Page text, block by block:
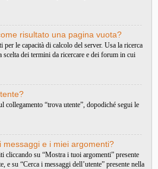
risultato una pagina vuota?
le capacità di calcolo del server. Usa la ricerca
scelta dei termini da ricercare e dei forum in cui
collegamento “trova utente”, dopodiché segui le
e i miei argomenti?
cliccando su “Mostra i tuoi argomenti” presente
su “Cerca i messaggi dell’utente” presente nella